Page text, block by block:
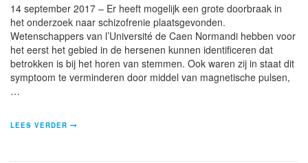
14 september 2017 – Er heeft mogelijk een grote doorbraak in
het onderzoek naar schizofrenie plaatsgevonden.
Wetenschappers van l’Université de Caen Normandi hebben voor
het eerst het gebied in de hersenen kunnen identificeren dat
betrokken is bij het horen van stemmen. Ook waren zij in staat dit
symptoom te verminderen door middel van magnetische pulsen,
…
LEES VERDER